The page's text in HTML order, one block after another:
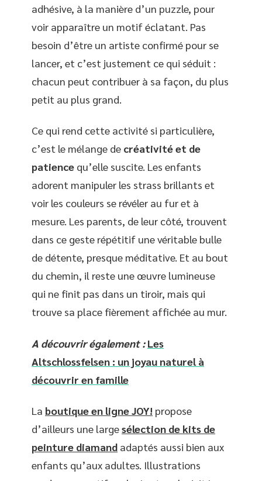
adhésive, à la manière d’un puzzle, pour
voir apparaître un motif éclatant. Pas
besoin d’être un artiste confirmé pour se
lancer, et c’est justement ce qui séduit :
chacun peut contribuer à sa façon, du plus
petit au plus grand.
Ce qui rend cette activité si particulière,
c’est le mélange de créativité et de
patience qu’elle suscite. Les enfants
adorent manipuler les strass brillants et
voir les couleurs se révéler au fur et à
mesure. Les parents, de leur côté, trouvent
dans ce geste répétitif une véritable bulle
de détente, presque méditative. Et au bout
du chemin, il reste une œuvre lumineuse
qui ne finit pas dans un tiroir, mais qui
trouve sa place fièrement affichée au mur.
A découvrir également : Les
Altschlossfelsen : un joyau naturel à
découvrir en famille
La boutique en ligne JOY! propose
d’ailleurs une largesélection de kits de
peinture diamand adaptés aussi bien aux
enfants qu’aux adultes. Illustrations